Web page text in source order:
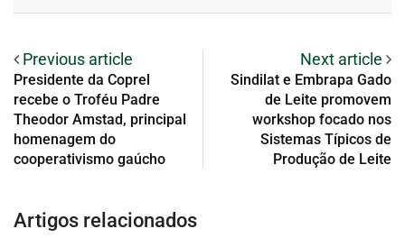
Previous article
Presidente da Coprel
recebe o Troféu Padre
Theodor Amstad, principal
homenagem do
cooperativismo gaúcho
Next article
Sindilat e Embrapa Gado
de Leite promovem
workshop focado nos
Sistemas Típicos de
Produção de Leite
Artigos relacionados